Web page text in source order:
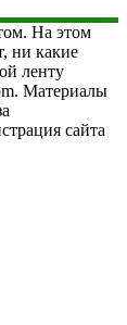
На этом
ни какие
ленту
Материалы
сайта